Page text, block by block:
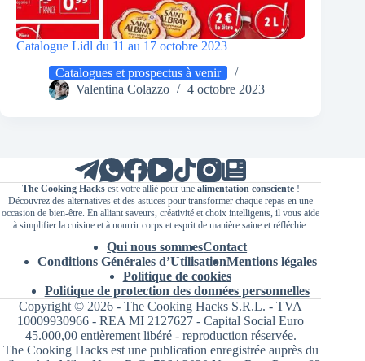
Catalogue Lidl du 11 au 17 octobre 2023
Catalogues et prospectus à venir
Valentina Colazzo
4 octobre 2023
The Cooking Hacksest votre allié pour une alimentation consciente!
Découvrez des alternatives et des astuces pour transformer chaque repas en une
occasion de bien-être. En alliant saveurs, créativité et choix intelligents, il vous aide
à simplifier la cuisine et à nourrir corps et esprit de manière saine et réfléchie.
Qui nous sommesContact
Conditions Générales d’UtilisationMentions légales
Politique de cookies
Politique de protection des données personnelles
Copyright © 2026 - The Cooking Hacks S.R.L. - TVA
10009930966 - REA MI 2127627 - Capital Social Euro
45.000,00 entièrement libéré - reproduction réservée.
The Cooking Hacks est une publication enregistrée auprès du